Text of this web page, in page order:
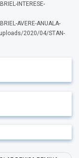
INTERESE-
AVERE-ANUALA-
2020/04/STAN-